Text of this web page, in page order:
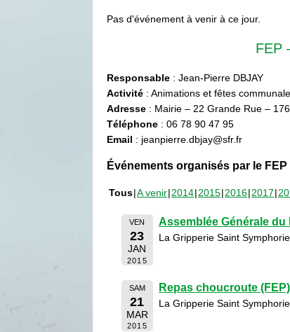
Pas d'événement à venir à ce jour.
FEP
Responsable : Jean-Pierre DBJAY
Activité : Animations et fêtes
Adresse : Mairie – 22 Grande Rue –
Téléphone : 06 78 90 47 95
Email : jeanpierre.dbjay@sfr.fr
Événements organisés par le FEP
Tous A venir 2014 2015 2016 2017
VEN
23
JAN
2015
Assemblée Générale du
La Gripperie Saint
SAM
21
MAR
2015
Repas choucroute (FEP)
La Gripperie Saint